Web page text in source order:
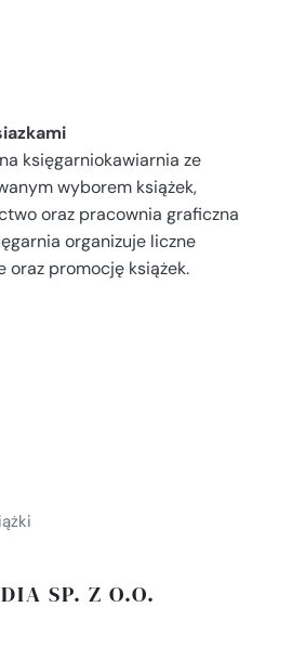
księgarniokawiarnia ze
wyborem książek,
oraz pracownia graficzna
organizuje liczne
oraz promocję książek.
SP. Z O.O.